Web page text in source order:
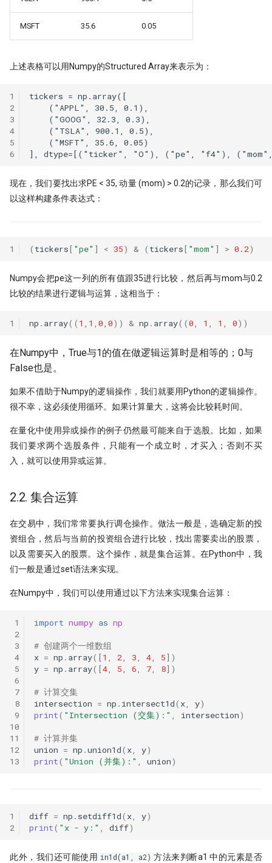
MSFT 35.6 0.05
上述表格可以用Numpy的Structured Array来表示为：
1
2
3
4
5
6
tickers = np.array([
    ("APPL", 30.5, 0.1),
    ("GOOG", 32.3, 0.3),
    ("TSLA", 900.1, 0.5),
    ("MSFT", 35.6, 0.05)
现在，我们要找出求PE < 35, 动量 (mom) > 0.2的记录，那么我们可
以这样构建条件表达式：
1 ( tickers[ "pe" ] < 35) & ( tickers[ "mom" ] > 0.2)
Numpy会把pe这一列的所有值跟35进行比较，然后再与mom与0.2
比较的结果进行逻辑与运算，这相当于：
1 np . array(( 1 1 0 0)) & np . array((0 1 1 0))
在Numpy中，True与1的值在做逻辑运算时是相等的；0与
False也是。
如果不借助于Numpy的逻辑操作，我们就要用Python的逻辑操作。
很不幸，这必须使用循环。如果计算量大，这将会比较耗时间。
在量化中使用异或操作的例子仍然最可能来自于选股。比如，如果
我们要求两个选股条件，只能有一个成立时，才买入；否则不买
入，就可以使用异或运算。
2.2. 集合运算
在交易中，我们常常要执行调仓操作。做法一般是，选确定新的投
资组合，然后与当前的投资组合进行比较，找出需要卖出的股票，
以及需要买入的股票。这个操作，就是集合运算。在Python中，我
们一般是通过set语法来实现。
在Numpy中，我们可以使用通过以下方法来实现集合运算：
1
2
3
4
5
6
7
8
9
10
11
12
13
import numpy as np
# 创建两个一维数组
x = np . array([1 2 3 4 5])
y = np . array([4 5 6 7 8])
# 计算交集
intersection = np . intersect1d( x y)
print( "Intersection (交集):" intersection)
# 计算并集
union = np .union1d( x y)
print( "Union (并集):" union)
1
2
diff = np . setdiff1d( x y)
print( "x - y:" diff)
此外，我们还可能使用 in1d(a1, a2) 方法来判断a1 中的元素是否